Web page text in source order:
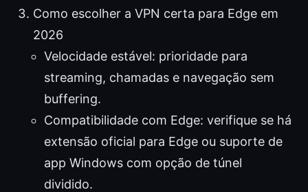
Como escolher a VPN certa para Edge em
2026
Velocidade estável: prioridade para
streaming, chamadas e navegação sem
buffering.
Compatibilidade com Edge: verifique se há
extensão oficial para Edge ou suporte de
app Windows com opção de túnel
dividido.